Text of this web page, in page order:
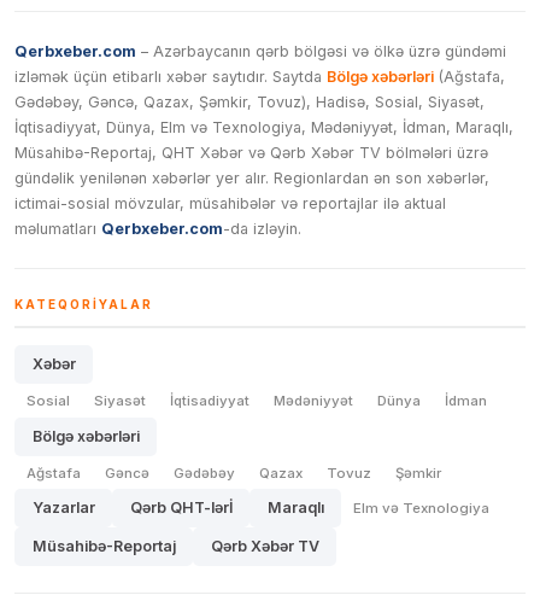
Qerbxeber.com – Azərbaycanın qərb bölgəsi və ölkə üzrə gündəmi
izləmək üçün etibarlı xəbər saytıdır. Saytda Bölgə xəbərləri (Ağstafa,
Gədəbəy, Gəncə, Qazax, Şəmkir, Tovuz), Hadisə, Sosial, Siyasət,
İqtisadiyyat, Dünya, Elm və Texnologiya, Mədəniyyət, İdman, Maraqlı,
Müsahibə-Reportaj, QHT Xəbər və Qərb Xəbər TV bölmələri üzrə
gündəlik yenilənən xəbərlər yer alır. Regionlardan ən son xəbərlər,
ictimai-sosial mövzular, müsahibələr və reportajlar ilə aktual
məlumatları Qerbxeber.com-da izləyin.
KATEQORIYALAR
Xəbər
Sosial Siyasət İqtisadiyyat Mədəniyyət Dünya İdman
Bölgə xəbərləri
Ağstafa Gəncə Gədəbəy Qazax Tovuz Şəmkir
Yazarlar Qərb QHT-lərİ Maraqlı Elm və Texnologiya
Müsahibə-Reportaj Qərb Xəbər TV